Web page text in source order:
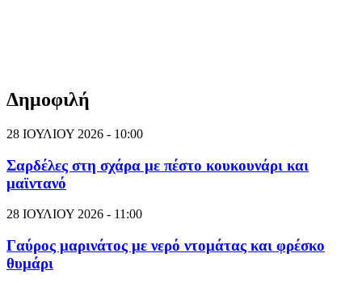
Δημοφιλή
28 ΙΟΥΛΙΟΥ 2026 - 10:00
Σαρδέλες στη σχάρα με πέστο κουκουνάρι και
μαϊντανό
28 ΙΟΥΛΙΟΥ 2026 - 11:00
Γαύρος μαρινάτος με νερό ντομάτας και φρέσκο
θυμάρι